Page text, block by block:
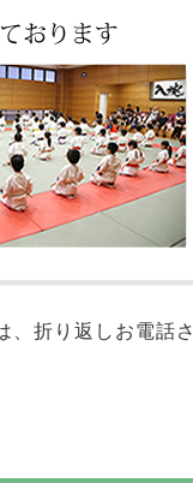
、折り返しお電話さ